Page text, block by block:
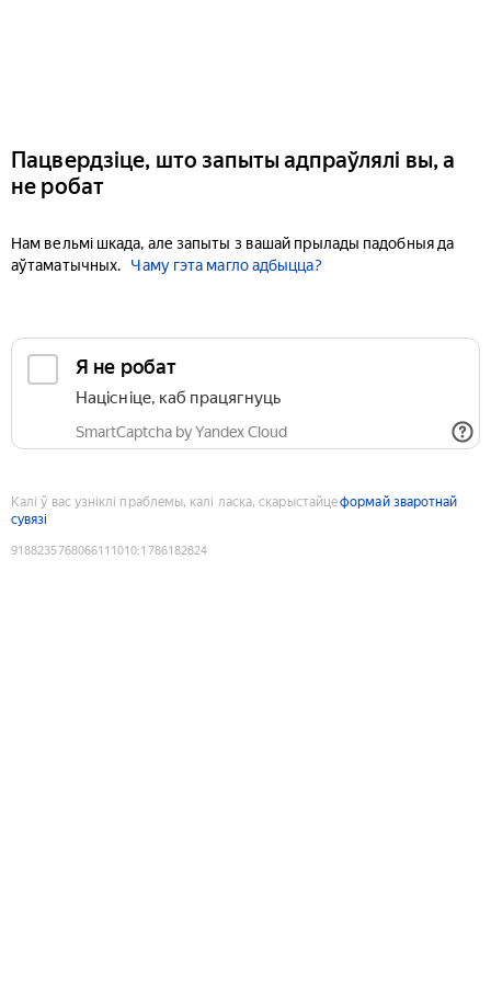
Пацвердзіце, што запыты адпраўлялі вы, а
не робат
Нам вельмі шкада, але запыты з вашай прылады падобныя да
аўтаматычных.
Чаму гэта магло адбыцца?
Я не робат
Націсніце, каб працягнуць
SmartCaptcha by Yandex Cloud
Калі ў вас узніклі праблемы, калі ласка, скарыстайцеформай зваротнай
сувязі
9188235768066111010:1786182824